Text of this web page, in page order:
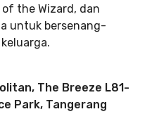
of the Wizard, dan
untuk bersenang-
The Breeze L81-
Park, Tangerang